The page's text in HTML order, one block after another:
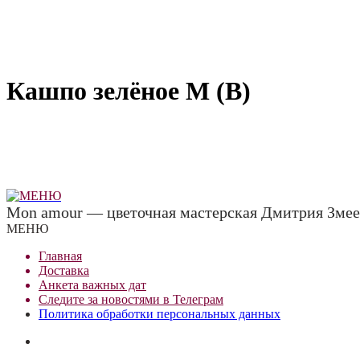
Кашпо зелёное M (В)
Mon amour — цветочная мастерская Дмитрия
МЕНЮ
Главная
Доставка
Анкета важных дат
Следите за новостями в Телеграм
Политика обработки персональных данных